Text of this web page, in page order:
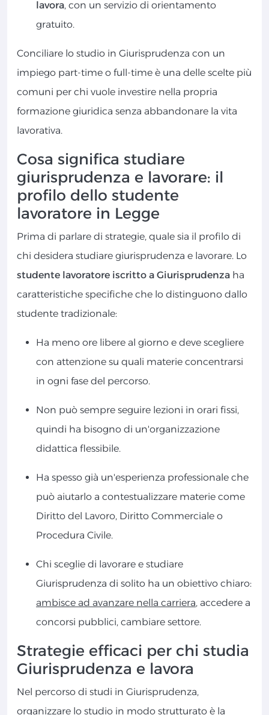
lavora, con un servizio di orientamento
gratuito.
Conciliare lo studio in Giurisprudenza con un
impiego part-time o full-time è una delle scelte più
comuni per chi vuole investire nella propria
formazione giuridica senza abbandonare la vita
lavorativa.
Cosa significa studiare
giurisprudenza e lavorare: il
profilo dello studente
lavoratore in Legge
Prima di parlare di strategie, quale sia il profilo di
chi desidera studiare giurisprudenza e lavorare. Lo
studente lavoratore iscritto a Giurisprudenza ha
caratteristiche specifiche che lo distinguono dallo
studente tradizionale:
Ha meno ore libere al giorno e deve scegliere
con attenzione su quali materie concentrarsi
in ogni fase del percorso.
Non può sempre seguire lezioni in orari fissi,
quindi ha bisogno di un'organizzazione
didattica flessibile.
Ha spesso già un'esperienza professionale che
può aiutarlo a contestualizzare materie come
Diritto del Lavoro, Diritto Commerciale o
Procedura Civile.
Chi sceglie di lavorare e studiare
Giurisprudenza di solito ha un obiettivo chiaro:
ambisce ad avanzare nella carriera, accedere a
concorsi pubblici, cambiare settore.
Strategie efficaci per chi studia
Giurisprudenza e lavora
Nel percorso di studi in Giurisprudenza,
organizzare lo studio in modo strutturato è la